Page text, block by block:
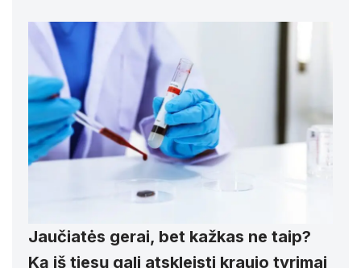
Jaučiatės gerai, bet kažkas ne taip?
Ką iš tiesų gali atskleisti kraujo tyrimai